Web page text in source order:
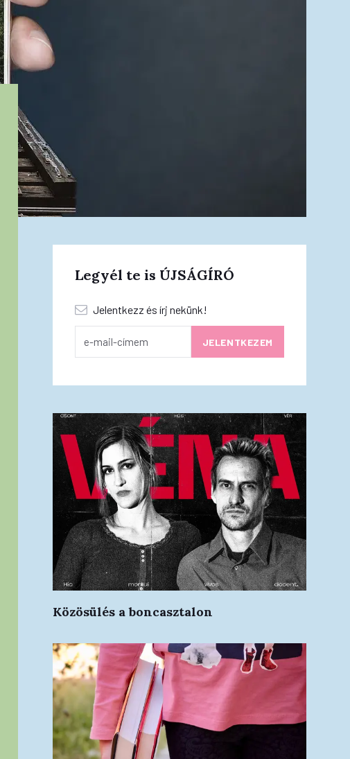
Legyél te is ÚJSÁGÍRÓ
Jelentkezz és írj nekünk!
Közösülés a boncasztalon